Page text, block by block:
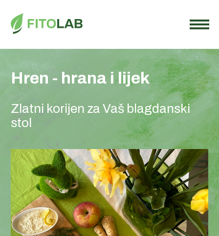
Hren - hrana i lijek
Zlatni korijen za Vaš blagdanski
stol